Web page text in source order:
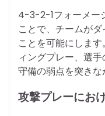
4-3-2-1フォーメー
ことで、チームが
ことを可能にしま
ィングプレー、選手
守備の弱点を突きな
攻撃プレーにお